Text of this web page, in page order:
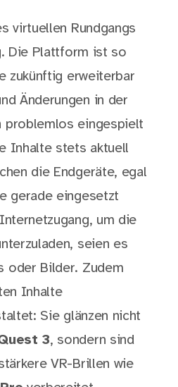
virtuellen Rundgangs
Die Plattform ist so
zukünftig erweiterbar
Änderungen in der
problemlos eingespielt
Inhalte stets aktuell
die Endgeräte, egal
gerade eingesetzt
um die
seien es
oder Bilder. Zudem
Inhalte
Sie glänzen nicht
3, sondern sind
VR-Brillen wie